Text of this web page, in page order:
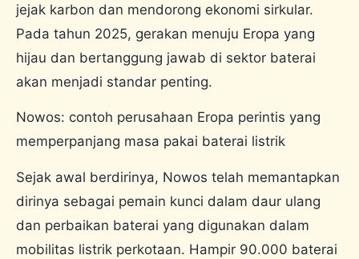
jejak karbon dan mendorong ekonomi sirkular.
Pada tahun 2025, gerakan menuju Eropa yang
hijau dan bertanggung jawab di sektor baterai
akan menjadi standar penting.
Nowos: contoh perusahaan Eropa perintis yang
memperpanjang masa pakai baterai listrik
Sejak awal berdirinya, Nowos telah memantapkan
dirinya sebagai pemain kunci dalam daur ulang
dan perbaikan baterai yang digunakan dalam
mobilitas listrik perkotaan. Hampir 90.000 baterai